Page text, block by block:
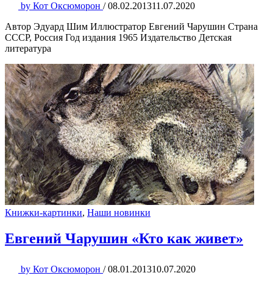
by Кот Оксюморон / 08.02.201311.07.2020
Автор Эдуард Шим Иллюстратор Евгений Чарушин Страна
СССР, Россия Год издания 1965 Издательство Детская
литература
Книжки-картинки, Наши новинки
Евгений Чарушин «Кто как живет»
by Кот Оксюморон / 08.01.201310.07.2020